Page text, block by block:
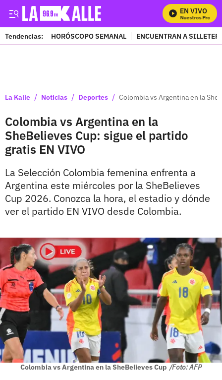
EN VIVO
Mira Todos Nuestros
Tendencias: HORÓSCOPO SEMANAL ENCUENTRAN A
La Kalle / Noticias / Deportes / Colombia vs Argentina en la
Colombia vs Argentina en la
SheBelieves Cup: sigue el partido
gratis EN VIVO
La Selección Colombia femenina enfrenta a
Argentina este miércoles por la SheBelieves
Cup 2026. Conozca la hora, el estadio y dónde
ver el partido EN VIVO desde Colombia.
Colombia vs Argentina en la SheBelieves Cup /Foto: AFP